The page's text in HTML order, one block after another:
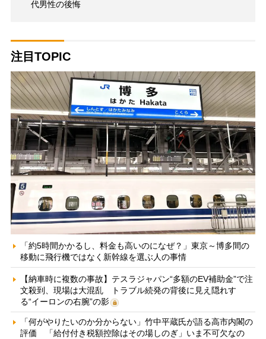
代男性の後悔
注目TOPIC
「約5時間かかるし、料金も高いのになぜ？」東京～博多間の
移動に飛行機ではなく新幹線を選ぶ人の事情
【納車時に複数の事故】テスラジャパン“多額のEV補助金”で注
文殺到、現場は大混乱 トラブル続発の背後に見え隠れす
る“イーロンの右腕”の影
「何がやりたいのか分からない」竹中平蔵氏が語る高市内閣の
評価 「給付付き税額控除はその場しのぎ」いま不可欠なの